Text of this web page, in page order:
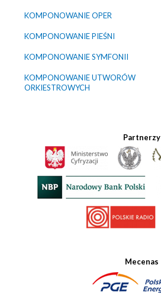
KOMPONOWANIE OPER
KOMPONOWANIE PIEŚNI
KOMPONOWANIE SYMFONII
KOMPONOWANIE UTWORÓW
ORKIESTROWYCH
Partnerzy
Mecenas